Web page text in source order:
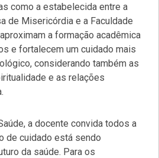
como a estabelecida entre a
de Misericórdia e a Faculdade
a formação acadêmica
e fortalecem um cuidado mais
considerando também as
e as relações
a docente convida todos a
de cuidado está sendo
da saúde. Para os